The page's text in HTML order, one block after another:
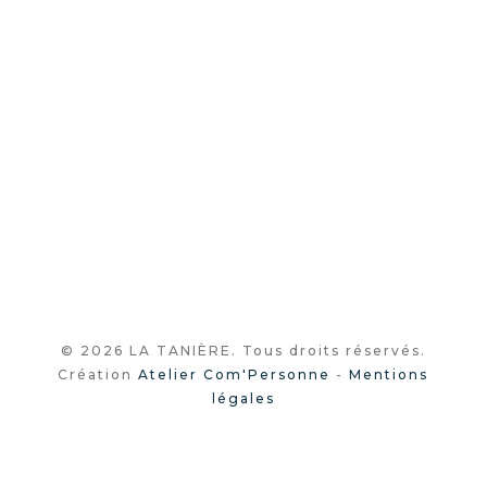
© 2026 LA TANIÈRE. Tous droits réservés.
CréationAtelier Com'Personne -Mentions
légales